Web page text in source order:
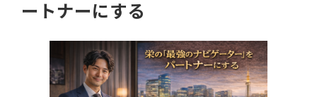
ートナーにする